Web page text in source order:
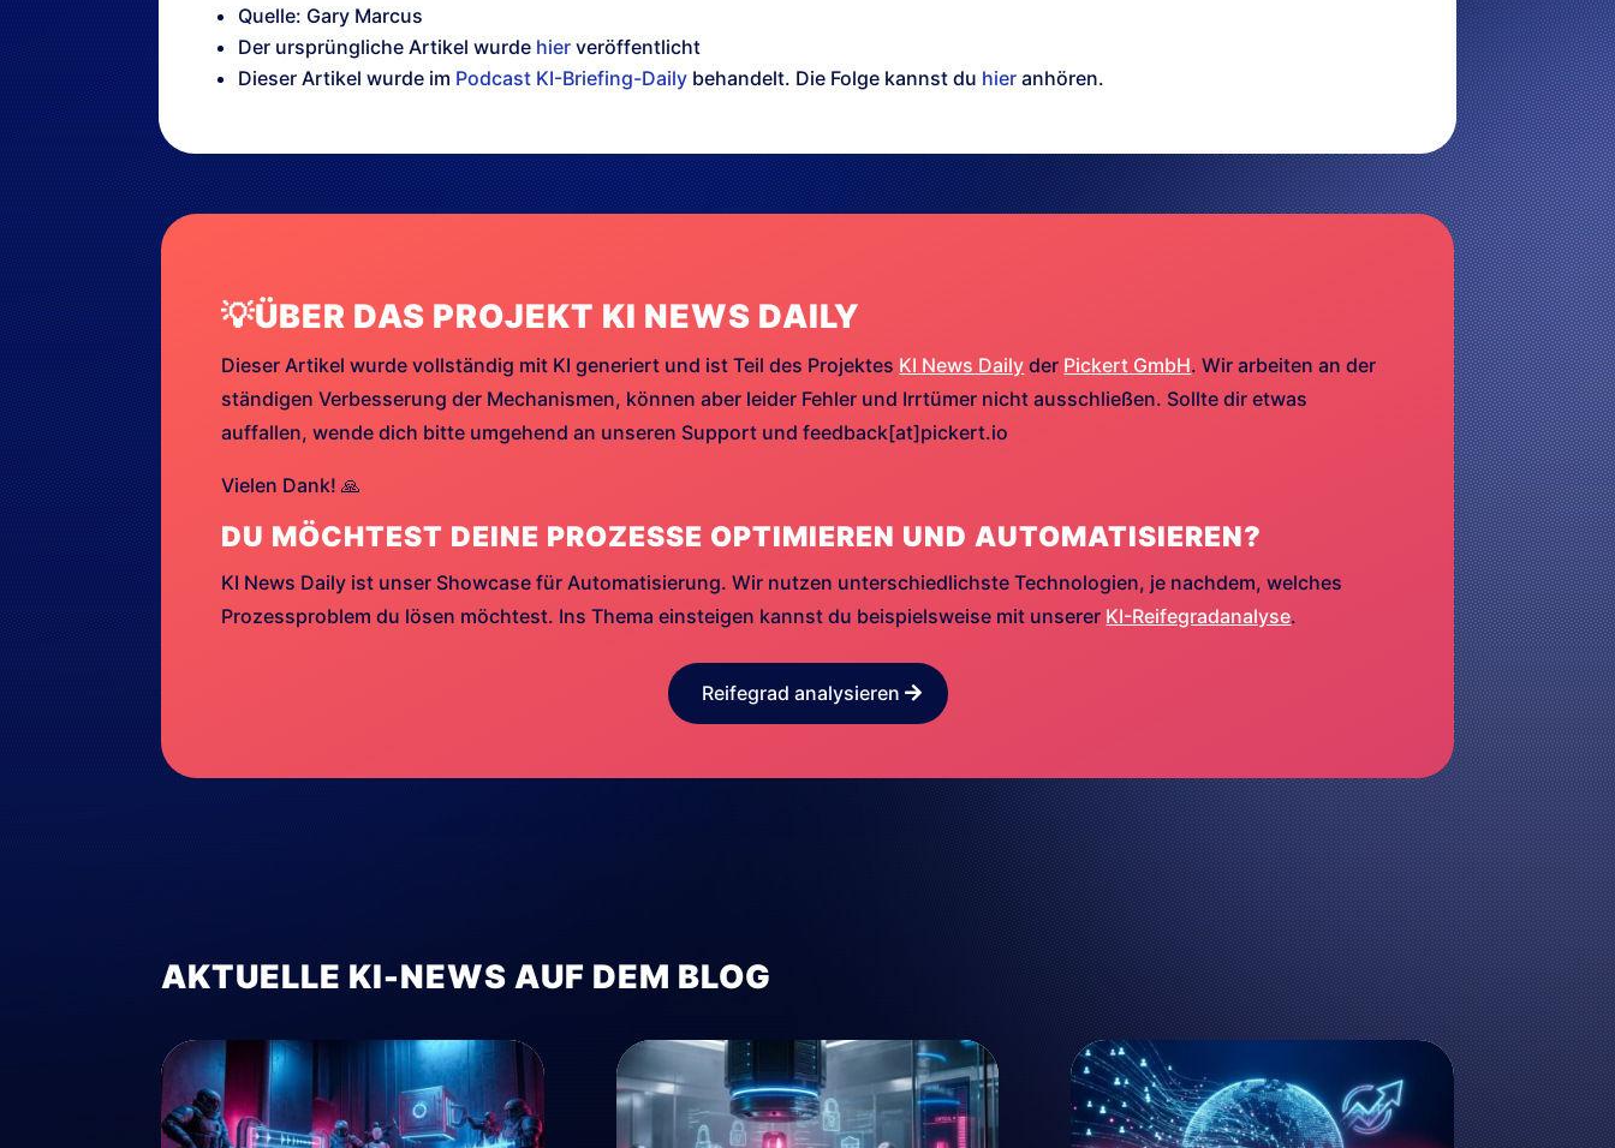
Quelle: Gary Marcus
Der ursprüngliche Artikel wurde hier veröffentlicht
Dieser Artikel wurde im Podcast KI-Briefing-Daily behandelt. Die Folge kannst du hier anhören.
💡ÜBER DAS PROJEKT KI NEWS DAILY
Dieser Artikel wurde vollständig mit KI generiert und ist Teil des Projektes KI News Daily der Pickert GmbH. Wir arbeiten an der
ständigen Verbesserung der Mechanismen, können aber leider Fehler und Irrtümer nicht ausschließen. Sollte dir etwas
auffallen, wende dich bitte umgehend an unseren Support und feedback[at]pickert.io
Vielen Dank! 🙏
DU MÖCHTEST DEINE PROZESSE OPTIMIEREN UND AUTOMATISIEREN?
KI News Daily ist unser Showcase für Automatisierung. Wir nutzen unterschiedlichste Technologien, je nachdem, welches
Prozessproblem du lösen möchtest. Ins Thema einsteigen kannst du beispielsweise mit unserer KI-Reifegradanalyse.
Reifegrad analysieren
AKTUELLE KI-NEWS AUF DEM BLOG